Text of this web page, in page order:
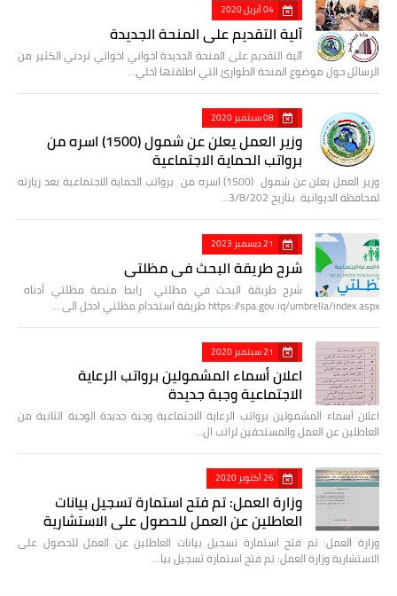
04 أبريل 2020
آلية التقديم على المنحة الجديدة
آلية التقديم على المنحة الجديدة اخواني اخواتي تردني الكثير من
الرسائل حول موضوع المنحة الطوارئ التي اطلقتها (خلي…
08 سبتمبر 2020
وزير العمل يعلن عن شمول (1500) اسره من
برواتب الحماية الاجتماعية
وزير العمل يعلن عن شمول (1500) اسره من برواتب الحماية الاجتماعية بعد زيارته
لمحافظة الديوانية بتاريخ 3/8/202…
21 ديسمبر 2023
شرح طريقة البحث في مظلتي
شرح طريقة البحث في مظلتي رابط منصة مظلتي أدناه
https://spa.gov.iq/umbrella/index.aspx طريقة استخدام مظلتي ادخل الى …
21 سبتمبر 2020
اعلان أسماء المشمولين برواتب الرعاية
الاجتماعية وجبة جديدة
اعلان أسماء المشمولين برواتب الرعاية الاجتماعية وجبة جديدة الوجبة الثانية من
العاطلين عن العمل والمستحقين لراتب ال…
26 أكتوبر 2020
وزارة العمل: تم فتح استمارة تسجيل بيانات
العاطلين عن العمل للحصول على الاستشارية
وزارة العمل: تم فتح استمارة تسجيل بيانات العاطلين عن العمل للحصول على
الاستشارية وزارة العمل: تم فتح استمارة تسجيل بيا…